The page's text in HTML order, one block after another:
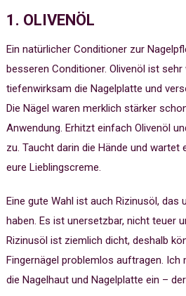
1. OLIVENÖL
Ein natürlicher Conditioner zur
besseren Conditioner. Olivenöl ist
tiefenwirksam die Nagelplatte und
Die Nägel waren merklich stärker
Anwendung. Erhitzt einfach Olivenöl
zu. Taucht darin die Hände und wartet
eure Lieblingscreme.
Eine gute Wahl ist auch Rizinusöl, das
haben. Es ist unersetzbar, nicht teuer
Rizinusöl ist ziemlich dicht, deshalb
Fingernägel problemlos auftragen. Ich
die Nagelhaut und Nagelplatte ein –